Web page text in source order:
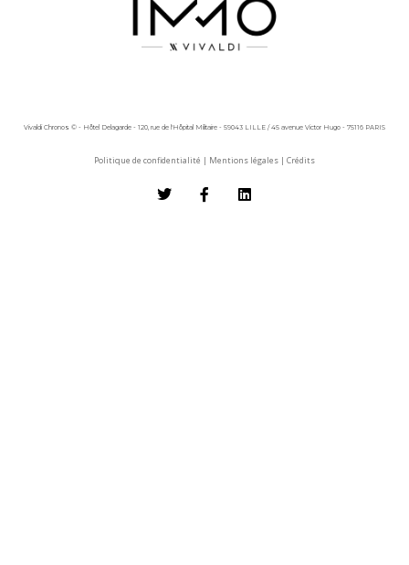
Vivaldi Chronos © - Hôtel Delagarde - 120, rue de l'Hôpital Militaire - 59043 LILLE / 45 avenue Victor Hugo - 75116 PARIS
Politique de confidentialité | Mentions légales | Crédits